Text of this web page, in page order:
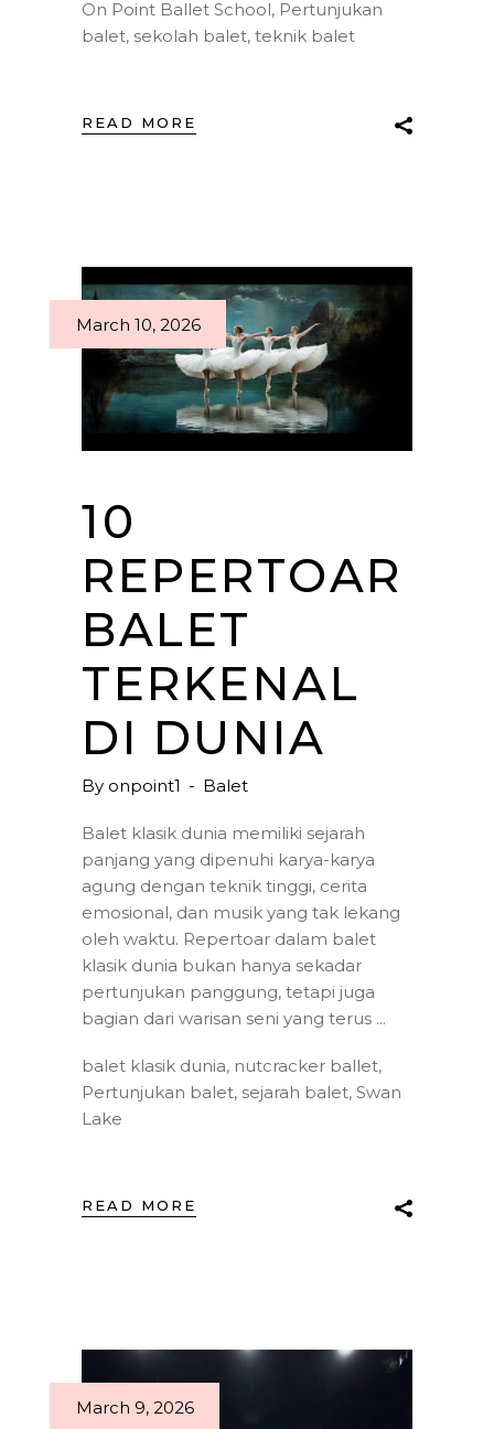
On Point Ballet School, Pertunjukan
balet, sekolah balet, teknik balet
READ MORE
March 10, 2026
10
REPERTOAR
BALET
TERKENAL
DI DUNIA
By onpoint1 Balet
Balet klasik dunia memiliki sejarah
panjang yang dipenuhi karya-karya
agung dengan teknik tinggi, cerita
emosional, dan musik yang tak lekang
oleh waktu. Repertoar dalam balet
klasik dunia bukan hanya sekadar
pertunjukan panggung, tetapi juga
bagian dari warisan seni yang terus
balet klasik dunia, nutcracker ballet,
Pertunjukan balet, sejarah balet, Swan
Lake
READ MORE
March 9, 2026